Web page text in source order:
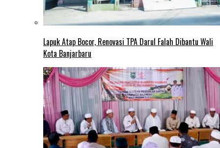
Lapuk Atap Bocor, Renovasi TPA Darul Falah Dibantu Wali
Kota Banjarbaru